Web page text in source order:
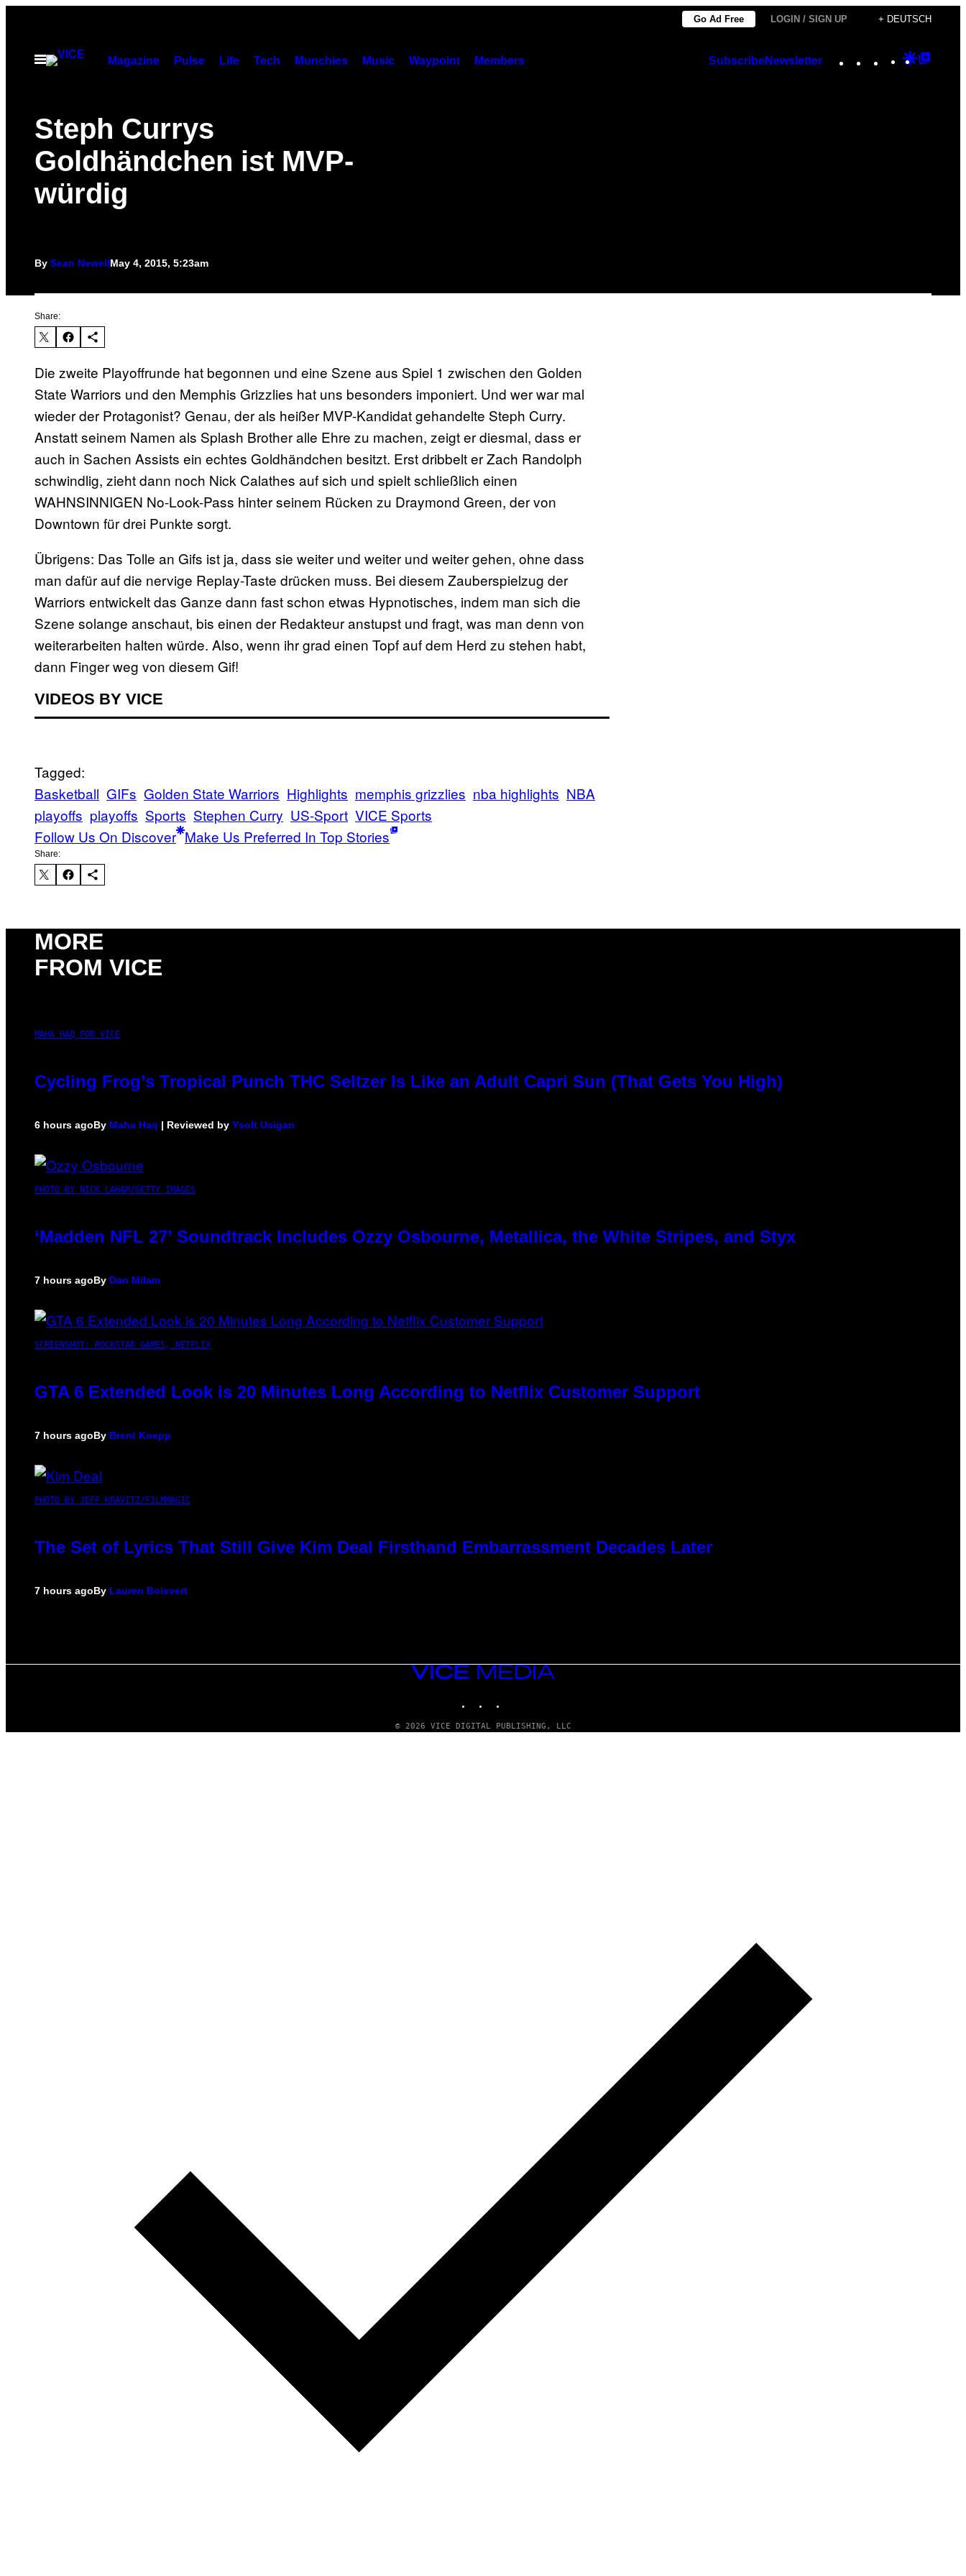
content
Go Ad Free LOGIN / SIGN UP + DEUTSCH
Open
Magazine Pulse Life Tech Munchies Music Waypoint Members SubscribeNewsletter Instagram
TikTok
YouTube
Google
Steph Currys
Goldhändchen ist MVP-
würdig
By Sean NewellMay 4, 2015, 5:23am
Share:
Die zweite Playoffrunde hat begonnen und eine Szene aus Spiel 1 zwischen den Golden
State Warriors und den Memphis Grizzlies hat uns besonders imponiert. Und wer war mal
wieder der Protagonist? Genau, der als heißer MVP-Kandidat gehandelte Steph Curry.
Anstatt seinem Namen als Splash Brother alle Ehre zu machen, zeigt er diesmal, dass er
auch in Sachen Assists ein echtes Goldhändchen besitzt. Erst dribbelt er Zach Randolph
schwindlig, zieht dann noch Nick Calathes auf sich und spielt schließlich einen
WAHNSINNIGEN No-Look-Pass hinter seinem Rücken zu Draymond Green, der von
Downtown für drei Punkte sorgt.
Übrigens: Das Tolle an Gifs ist ja, dass sie weiter und weiter und weiter gehen, ohne dass
man dafür auf die nervige Replay-Taste drücken muss. Bei diesem Zauberspielzug der
Warriors entwickelt das Ganze dann fast schon etwas Hypnotisches, indem man sich die
Szene solange anschaut, bis einen der Redakteur anstupst und fragt, was man denn von
weiterarbeiten halten würde. Also, wenn ihr grad einen Topf auf dem Herd zu stehen habt,
dann Finger weg von diesem Gif!
VIDEOS BY VICE
Tagged:
Basketball GIFs Golden State Warriors Highlights memphis grizzlies nba highlights NBA
playoffs playoffs Sports Stephen Curry US-Sport VICE Sports
Follow Us On Discover Make Us Preferred In Top Stories
Share:
MORE
FROM VICE
MAHA HAQ FOR VICE
Cycling Frog’s Tropical Punch THC Seltzer Is Like an Adult Capri Sun (That Gets You High)
6 hours agoBy Maha Haq | Reviewed by Ysolt Usigan
PHOTO BY NICK LAHAM/GETTY IMAGES
‘Madden NFL 27’ Soundtrack Includes Ozzy Osbourne, Metallica, the White Stripes, and Styx
7 hours agoBy Dan Milam
SCREENSHOT: ROCKSTAR GAMES, NETFLIX
GTA 6 Extended Look is 20 Minutes Long According to Netflix Customer Support
7 hours agoBy Brent Koepp
PHOTO BY JEFF KRAVITZ/FILMMAGIC
The Set of Lyrics That Still Give Kim Deal Firsthand Embarrassment Decades Later
7 hours agoBy Lauren Boisvert
VICE
© 2026 VICE DIGITAL PUBLISHING, LLC